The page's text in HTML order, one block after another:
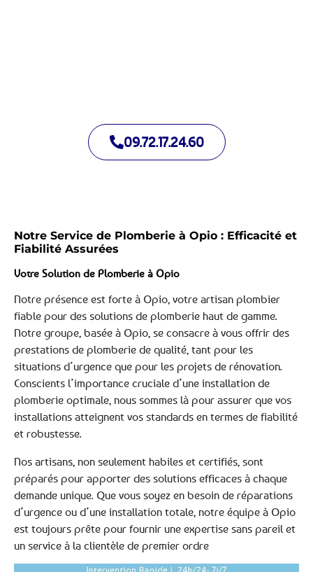
09.72.17.24.60
Notre Service de Plomberie à Opio : Efficacité et
Fiabilité Assurées
Votre Solution de Plomberie à Opio
Notre présence est forte à Opio, votre artisan plombier
fiable pour des solutions de plomberie haut de gamme.
Notre groupe, basée à Opio, se consacre à vous offrir des
prestations de plomberie de qualité, tant pour les
situations d’urgence que pour les projets de rénovation.
Conscients l’importance cruciale d’une installation de
plomberie optimale, nous sommes là pour assurer que vos
installations atteignent vos standards en termes de fiabilité
et robustesse.
Nos artisans, non seulement habiles et certifiés, sont
préparés pour apporter des solutions efficaces à chaque
demande unique. Que vous soyez en besoin de réparations
d’urgence ou d’une installation totale, notre équipe à Opio
est toujours prête pour fournir une expertise sans pareil et
un service à la clientèle de premier ordre